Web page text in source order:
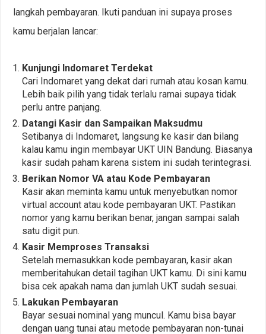
langkah pembayaran. Ikuti panduan ini supaya proses
kamu berjalan lancar:
Kunjungi Indomaret Terdekat
Cari Indomaret yang dekat dari rumah atau kosan kamu.
Lebih baik pilih yang tidak terlalu ramai supaya tidak
perlu antre panjang.
Datangi Kasir dan Sampaikan Maksudmu
Setibanya di Indomaret, langsung ke kasir dan bilang
kalau kamu ingin membayar UKT UIN Bandung. Biasanya
kasir sudah paham karena sistem ini sudah terintegrasi.
Berikan Nomor VA atau Kode Pembayaran
Kasir akan meminta kamu untuk menyebutkan nomor
virtual account atau kode pembayaran UKT. Pastikan
nomor yang kamu berikan benar, jangan sampai salah
satu digit pun.
Kasir Memproses Transaksi
Setelah memasukkan kode pembayaran, kasir akan
memberitahukan detail tagihan UKT kamu. Di sini kamu
bisa cek apakah nama dan jumlah UKT sudah sesuai.
Lakukan Pembayaran
Bayar sesuai nominal yang muncul. Kamu bisa bayar
dengan uang tunai atau metode pembayaran non-tunai